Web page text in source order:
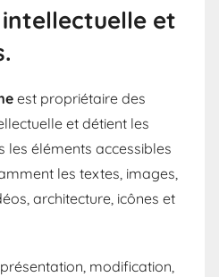
et
est propriétaire des
et détient les
les éléments accessibles
les textes, images,
architecture, icônes et
modification,